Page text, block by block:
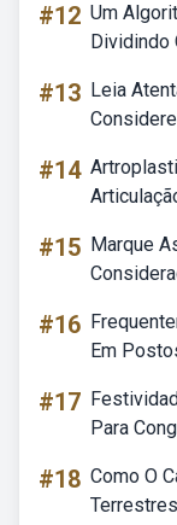
#12 Um
Dividindo
#13 Leia
#14
#15 Marque
#16
Em
#17
Para
#18 Como O